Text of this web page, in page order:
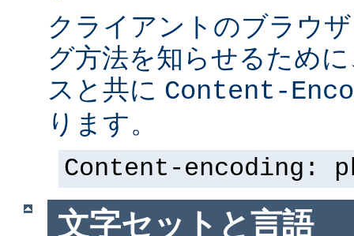
クライアントのブラウ
グ方法を知らせるため
スと共に Content-
ります。
Content-encoding:
文字セットと言語